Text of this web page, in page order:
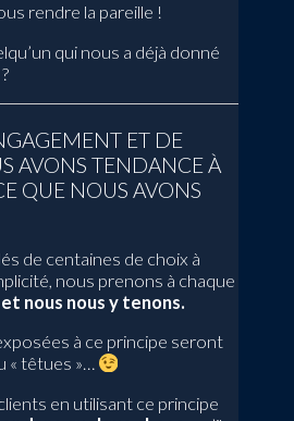
rendre la pareille !
qui nous a déjà donné
ET DE
AVONS TENDANCE À
QUE NOUS AVONS
de centaines de choix à
nous prenons à chaque
nous nous y tenons.
à ce principe seront
« têtues »…
en utilisant ce principe